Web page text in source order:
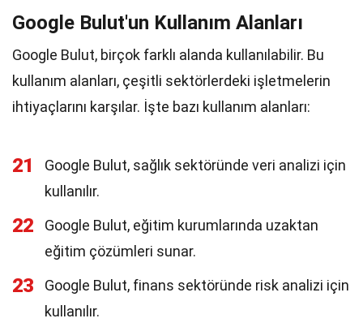
Google Bulut'un Kullanım Alanları
Google Bulut, birçok farklı alanda kullanılabilir. Bu
kullanım alanları, çeşitli sektörlerdeki işletmelerin
ihtiyaçlarını karşılar. İşte bazı kullanım alanları:
21
Google Bulut, sağlık sektöründe veri analizi için
kullanılır.
22
Google Bulut, eğitim kurumlarında uzaktan
eğitim çözümleri sunar.
23
Google Bulut, finans sektöründe risk analizi için
kullanılır.